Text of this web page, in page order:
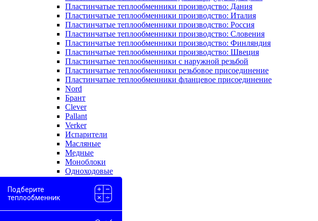
Пластинчатые теплообменники производство: Дания
Пластинчатые теплообменники производство: Италия
Пластинчатые теплообменники производство: Россия
Пластинчатые теплообменники производство: Словения
Пластинчатые теплообменники производство: Финляндия
Пластинчатые теплообменники производство: Швеция
Пластинчатые теплообменники с наружной резьбой
Пластинчатые теплообменники резьбовое присоединение
Пластинчатые теплообменники фланцевое присоединение
Nord
Брант
Clever
Pallant
Verker
Испарители
Масляные
Медные
Моноблоки
Одноходовые
Проточные
Скоростные
Подберите
теплообменник